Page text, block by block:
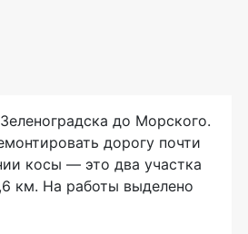
до Морского.
дорогу почти
косы — это два участка
км. На работы выделено